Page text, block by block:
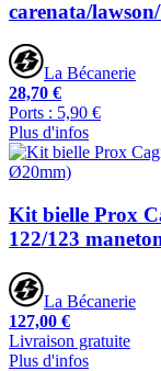
carenata/
La Bécanerie
28,70 €
Ports : 5,90 €
Plus d'infos
Kit bielle Prox
122/123
La Bécanerie
127,00 €
Livraison gratuite
Plus d'infos